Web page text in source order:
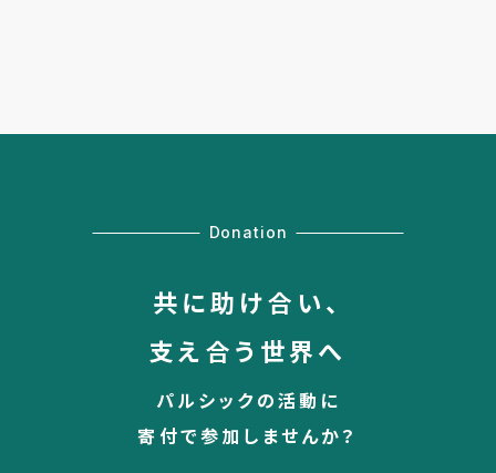
Donation
共に助け合い、
支え合う世界へ
パルシックの活動に
寄付で参加しませんか？